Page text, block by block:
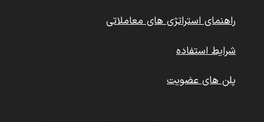
راهنمای استراتژی های معاملاتی
شرایط استفاده
پلن های عضویت